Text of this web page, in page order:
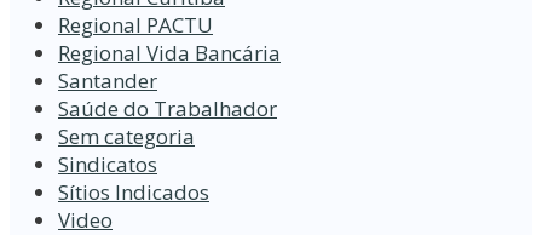
Regional PACTU
Regional Vida Bancária
Santander
Saúde do Trabalhador
Sem categoria
Sindicatos
Sítios Indicados
Video